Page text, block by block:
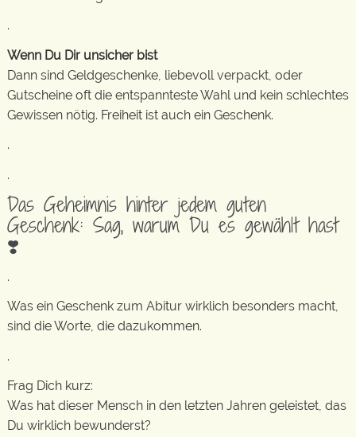
.
Wenn Du Dir unsicher bist
Dann sind Geldgeschenke, liebevoll verpackt, oder
Gutscheine oft die entspannteste Wahl und kein schlechtes
Gewissen nötig. Freiheit ist auch ein Geschenk.
.
.
Das Geheimnis hinter jedem guten
Geschenk: Sag, warum Du es gewählt hast
❣️
.
Was ein Geschenk zum Abitur wirklich besonders macht,
sind die Worte, die dazukommen.
.
Frag Dich kurz:
Was hat dieser Mensch in den letzten Jahren geleistet, das
Du wirklich bewunderst?